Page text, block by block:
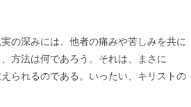
の深みには、他者の痛みや苦しみを共に
方法は何であろう。それは、まさに
られるのである。いったい、キリストの